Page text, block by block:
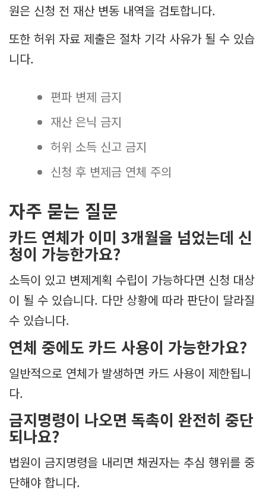
원은 신청 전 재산 변동 내역을 검토합니다.
또한 허위 자료 제출은 절차 기각 사유가 될 수 있습
니다.
편파 변제 금지
재산 은닉 금지
허위 소득 신고 금지
신청 후 변제금 연체 주의
자주 묻는 질문
카드 연체가 이미 3개월을 넘었는데 신
청이 가능한가요?
소득이 있고 변제계획 수립이 가능하다면 신청 대상
이 될 수 있습니다. 다만 상황에 따라 판단이 달라질
수 있습니다.
연체 중에도 카드 사용이 가능한가요?
일반적으로 연체가 발생하면 카드 사용이 제한됩니
다.
금지명령이 나오면 독촉이 완전히 중단
되나요?
법원이 금지명령을 내리면 채권자는 추심 행위를 중
단해야 합니다.